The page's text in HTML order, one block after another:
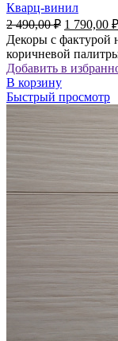
Кварц-винил
2 490,00₽
цена
2
1 790,00 ₽
Декоры с фактурой
коричневой
Добавить в
В корзину
Быстрый просмотр